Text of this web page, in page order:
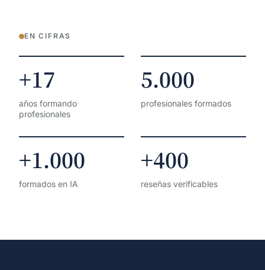
EN CIFRAS
+17
años formando
profesionales
5.000
profesionales formados
+1.000
formados en IA
+400
reseñas verificables